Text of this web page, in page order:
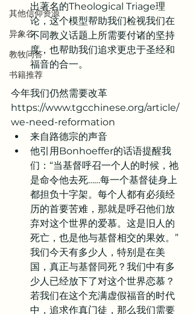
其他信仰资源
异象谷
教牧问答
书籍推荐
出著名的Theological Triage理
论，这个模型帮助我们检视我们在
不同教义话题上所需要付诸的坚持
度，也帮助我们追求更忠于圣经和
福音的合一。
今年我们仍然需要改革
https://www.tgcchinese.org/article/
we-need-reformation
来自路德宗的声音
他引用Bonhoeffer的话语提醒我
们：“当基督呼召一个人的时候，祂
是命令他去死……每一个基督徒身上
都担负十字架。每个人都有必须经
历的首要苦难，那就是呼召他们放
弃对这个世界的爱慕。这是旧人的
死亡，也是他与基督相交的果效。”
我们今天有多少人，特别是在美
国，真正与基督同死？我们中有多
少人已经放下了对这个世界恋慕？
若我们在这个充满虚假福音的时代
中，追求作真门徒，那么我们需要